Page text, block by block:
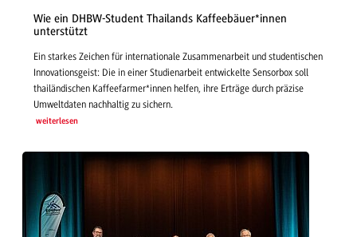
Wie ein DHBW-Student Thailands Kaffeebäuer*innen
unterstützt
Ein starkes Zeichen für internationale Zusammenarbeit und studentischen
Innovationsgeist: Die in einer Studienarbeit entwickelte Sensorbox soll
thailändischen Kaffeefarmer*innen helfen, ihre Erträge durch präzise
Umweltdaten nachhaltig zu sichern.
weiterlesen